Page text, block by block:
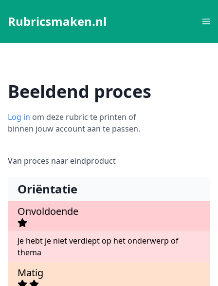
Rubricsmaken.nl
Beeldend proces
Log in om deze rubric te printen of
binnen jouw account aan te passen.
Van proces naar eindproduct
Oriëntatie
Onvoldoende
Je hebt je niet verdiept op het onderwerp of
thema
Matig